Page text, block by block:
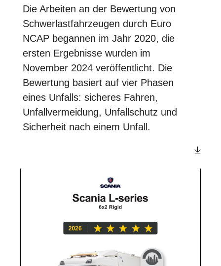
Die Arbeiten an der Bewertung von
Schwerlastfahrzeugen durch Euro
NCAP begannen im Jahr 2020, die
ersten Ergebnisse wurden im
November 2024 veröffentlicht. Die
Bewertung basiert auf vier Phasen
eines Unfalls: sicheres Fahren,
Unfallvermeidung, Unfallschutz und
Sicherheit nach einem Unfall.